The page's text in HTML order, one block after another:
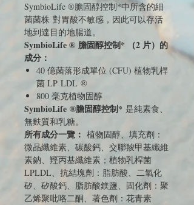
SymbioLife ®膽固醇控制*中所含的細
菌菌株 對胃酸不敏感，因此可以存活
地到達目的地腸道。
SymbioLife ® 膽固醇控制* （2 片）的
成分：
40 億菌落形成單位 (CFU) 植物乳桿
菌 LP LDL ®
800 毫克植物固醇
SymbioLife ®膽固醇控制* 是純素食、
無麩質和乳糖。
所有成分一覽： 植物固醇、填充劑：
微晶纖維素、碳酸鈣、交聯羧甲基纖維
素鈉、羥丙基纖維素；植物乳桿菌
LPLDL、抗結塊劑：脂肪酸、二氧化
矽、矽酸鈣、脂肪酸鎂鹽、固化劑：聚
乙烯聚吡咯二酮、著色劑：花青素